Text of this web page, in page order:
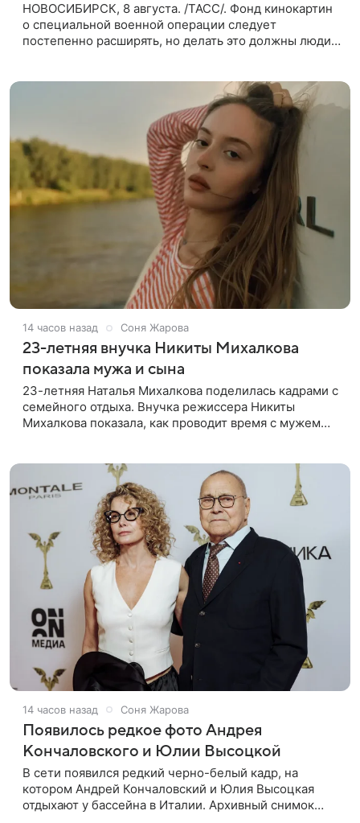
НОВОСИБИРСК, 8 августа. /ТАСС/. Фонд кинокартин
о специальной военной операции следует
постепенно расширять, но делать это должны люди,
14 часов назад Соня Жарова
23-летняя внучка Никиты Михалкова
показала мужа и сына
23-летняя Наталья Михалкова поделилась кадрами с
семейного отдыха. Внучка режиссера Никиты
Михалкова показала, как проводит время с мужем
14 часов назад Соня Жарова
Появилось редкое фото Андрея
Кончаловского и Юлии Высоцкой
В сети появился редкий черно-белый кадр, на
котором Андрей Кончаловский и Юлия Высоцкая
отдыхают у бассейна в Италии. Архивный снимок